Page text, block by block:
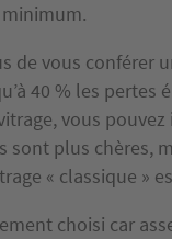
de vous conférer
40 % les
vous
sont plus chères,
« classique »
choisi car